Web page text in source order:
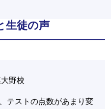
生徒の声
野校
テストの点数があまり変